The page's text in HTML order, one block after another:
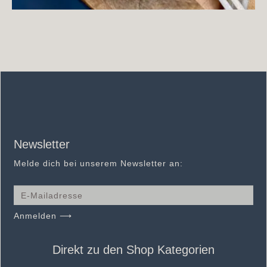
Direkt zu den Shop Kategorien
Newsletter
Melde dich bei unserem Newsletter an:
Anmelden ⟶